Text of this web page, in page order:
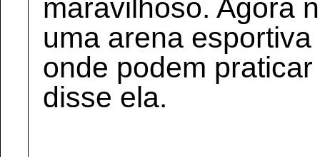
maravilhoso. Agora
uma arena
onde podem
disse ela.